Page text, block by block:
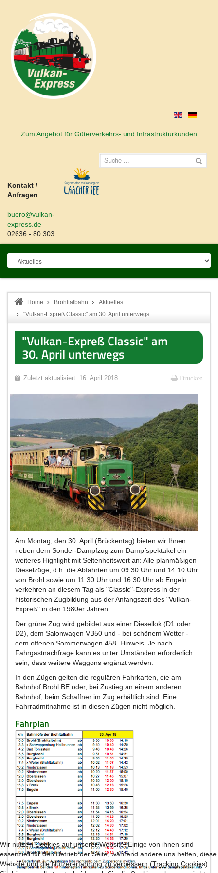
Zum Angebot für Güterverkehrs- und Infrastrukturkunden
Kontakt /
Anfragen
buero@vulkan-
express.de
02636 - 80 303
Home Brohltalbahn
Aktuelles
"Vulkan-Expreß Classic" am 30. April unterwegs
"Vulkan-Expreß Classic" am
30. April unterwegs
Drucken
Zuletzt aktualisiert: 16. April 2018
Am Montag, den 30. April (Brückentag) bieten wir Ihnen
neben dem Sonder-Dampfzug zum Dampfspektakel ein
weiteres Highlight mit Seltenheitswert an: Alle planmäßigen
Dieselzüge, d.h. die Abfahrten um 09:30 Uhr und 14:10 Uhr
von Brohl sowie um 11:30 Uhr und 16:30 Uhr ab Engeln
verkehren an diesem Tag als "Classic"-Express in der
historischen Zugbildung aus der Anfangszeit des "Vulkan-
Expreß" in den 1980er Jahren!
Der grüne Zug wird gebildet aus einer Diesellok (D1 oder
D2), dem Salonwagen VB50 und - bei schönem Wetter -
dem offenen Sommerwagen 458. Hinweis: Je nach
Fahrgastnachfrage kann es unter Umständen erforderlich
sein, dass weitere Waggons ergänzt werden.
In den Zügen gelten die regulären Fahrkarten, die am
Bahnhof Brohl BE oder, bei Zustieg an einem anderen
Bahnhof, beim Schaffner im Zug erhältlich sind. Eine
Fahrradmitnahme ist in diesen Zügen nicht möglich.
Fahrplan
Wir nutzen Cookies auf unserer Website. Einige von ihnen sind
essenziell für den Betrieb der Seite, während andere uns helfen, diese
Website und die Nutzererfahrung zu verbessern (Tracking Cookies).